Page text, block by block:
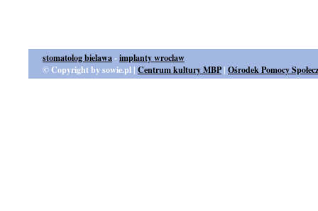
stomatolog bielawa-implanty wroclaw
© Copyright by sowie.pl | Centrum kultury MBP| Ośrodek Pomocy